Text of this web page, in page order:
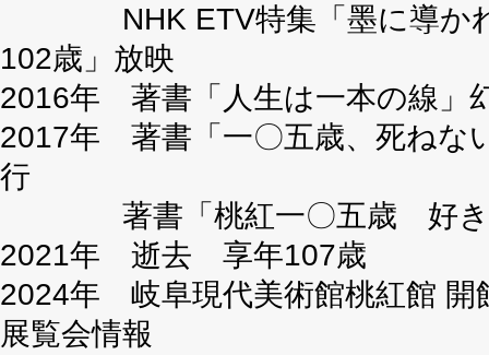
NHK ETV特集「墨に導かれ
102歳」放映
2016年 著書「人生は一本の線」
2017年 著書「一〇五歳、死ねな
著書「桃紅一〇五歳 好きな
2021年 逝去 享年107歳
2024年 岐阜現代美術館桃紅館 開
展覧会情報